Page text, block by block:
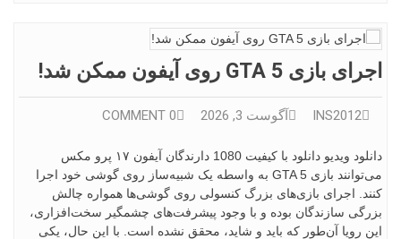
اجرای بازی GTA 5 روی آیفون ممکن شد!
INS2012 آگوست 3, 2026 0 COMMENT
دانلود ویدیو دانلود با کیفیت 1080 دارندگان آیفون ۱۷ پرو مکس
می‌توانند بازی GTA 5 به واسطه یک شبیه‌ساز روی گوشی خود اجرا
کنند. اجرای بازی‌های بزرگ کنسولی روی گوشی‌ها همواره چالش
بزرگی سازندگان بوده و با وجود پیشرفت‌های چشمگیر سخت‌افزاری،
این رویا آن‌طور که باید و شاید، محقق نشده است. با این حال، یکی